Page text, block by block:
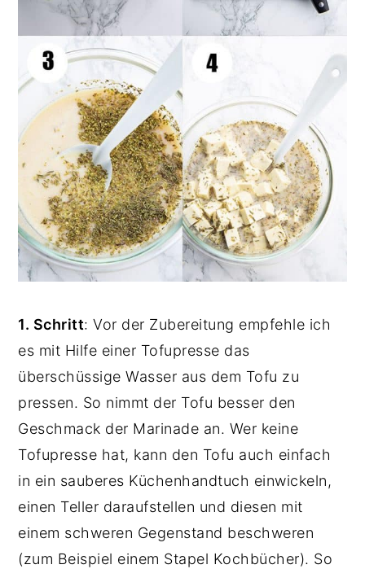
1. Schritt: Vor der Zubereitung empfehle ich
es mit Hilfe einer Tofupresse das
überschüssige Wasser aus dem Tofu zu
pressen. So nimmt der Tofu besser den
Geschmack der Marinade an. Wer keine
Tofupresse hat, kann den Tofu auch einfach
in ein sauberes Küchenhandtuch einwickeln,
einen Teller daraufstellen und diesen mit
einem schweren Gegenstand beschweren
(zum Beispiel einem Stapel Kochbücher). So